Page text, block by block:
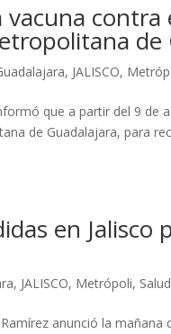
de
, JALISCO,
que a partir del 9
de Guadalajara, para
en Jalisco
, JALISCO, Metrópoli, Salud
anunció la